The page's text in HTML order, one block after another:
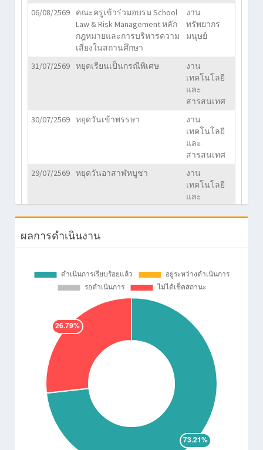
06/08/2569
คณะครูเข้าร่วมอบรม School
Law & Risk Management หลัก
กฎหมายและการบริหารความ
เสี่ยงในสถานศึกษา
งาน
ทรัพยากร
มนุษย์
31/07/2569 หยุดเรียนเป็นกรณีพิเศษ
งาน
เทคโนโลยี
และ
สารสนเทศ
30/07/2569 หยุดวันเข้าพรรษา
งาน
เทคโนโลยี
และ
สารสนเทศ
29/07/2569 หยุดวันอาสาฬหบูชา
งาน
เทคโนโลยี
และ
สารสนเทศ
พระบาทสมเด็จพระปรเมนทร
หัว
13/07/2569 ตรวจติดตามภายใน ครั้งที่
1/2569
งานประกัน
10/07/2569 กิจกรรมอวยพรวันคล้ายวัน
เกิดในเดือนพฤษภาคม เดือน
มิถุนายน และเดือนกรกฎาคม
งาน
ทรัพยากร
10/07/2569
ประชุมครู ครั้งที่ 1/2569
ทรัพยากร
08/07/2569
ประชุมคณะกรรมการสำนักผู้
อำนวยการ ครั้งที่ 3/2569
งานบริหาร
สำนักผู้
อำนวยการ
ผลการดำเนินงาน